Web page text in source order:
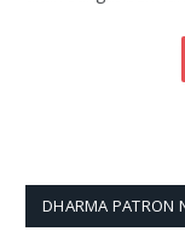
DHARMA PATRON